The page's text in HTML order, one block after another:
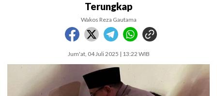
Terungkap
Wakos Reza Gautama
Jum'at, 04 Juli 2025 | 13:22 WIB